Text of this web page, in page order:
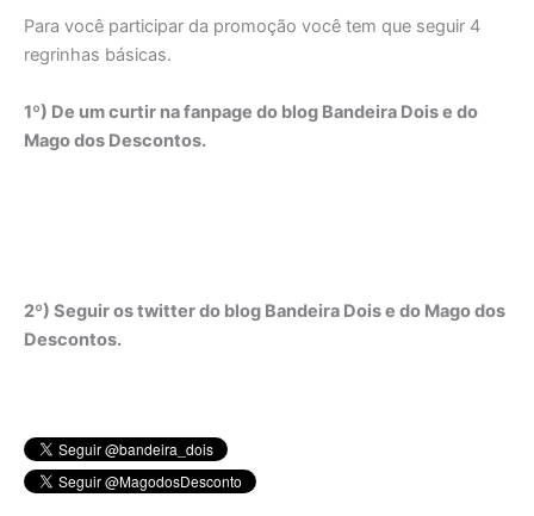
Para você participar da promoção você tem que seguir 4
regrinhas básicas.
1º) De um curtir na fanpage do blog Bandeira Dois e do
Mago dos Descontos.
2º) Seguir os twitter do blog Bandeira Dois e do Mago dos
Descontos.